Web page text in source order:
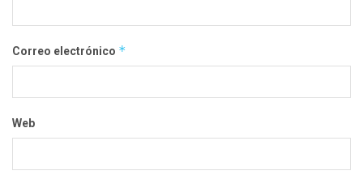
Correo electrónico *
Web